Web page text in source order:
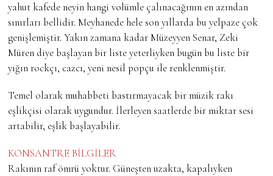
yahut kafede neyin hangi volümle çalınacağının en azından
sınırları bellidir. Meyhanede hele son yıllarda bu yelpaze çok
genişlemiştir. Yakın zamana kadar Müzeyyen Senar, Zeki
Müren diye başlayan bir liste yeterliyken bugün bu liste bir
yığın rockçı, cazcı, yeni nesil popçu ile renklenmiştir.
Temel olarak muhabbeti bastırmayacak bir müzik rakı
eşlikçisi olarak uygundur. İlerleyen saatlerde bir miktar sesi
artabilir, eşlik başlayabilir.
KONSANTRE BİLGİLER
Rakının raf ömrü yoktur. Güneşten uzakta, kapalıyken